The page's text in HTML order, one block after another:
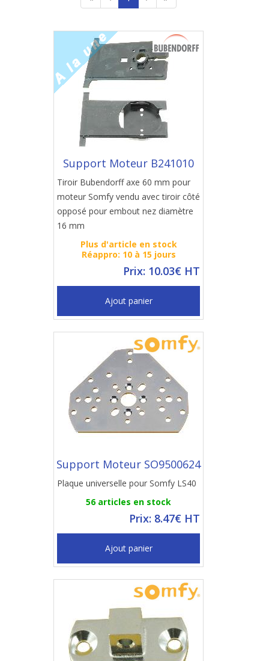
Support Moteur B241010
Tiroir Bubendorff axe 60 mm pour
moteur Somfy vendu avec tiroir côté
opposé pour embout nez diamètre
16 mm
Plus d'article en stock
Réappro: 10 à 15 jours
Prix: 10.03€ HT
Ajout panier
Support Moteur SO9500624
Plaque universelle pour Somfy LS40
56 articles en stock
Prix: 8.47€ HT
Ajout panier